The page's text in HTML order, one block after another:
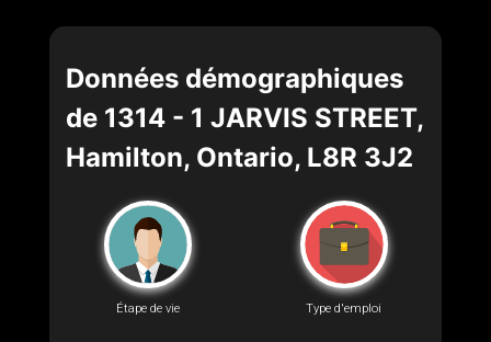
Données démographiques
de 1314 - 1 JARVIS STREET,
Hamilton, Ontario, L8R 3J2
Étape de vie Type d'emploi